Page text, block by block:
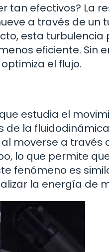
tan efectivos? La
a través de un
esta
eficiente. Sin
el flujo.
estudia el
de la
moverse a través
lo que permite
fenómeno es
la energía de